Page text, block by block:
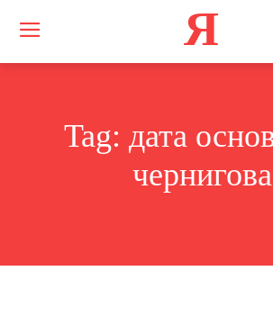
Я
Tag: дата
чернигова